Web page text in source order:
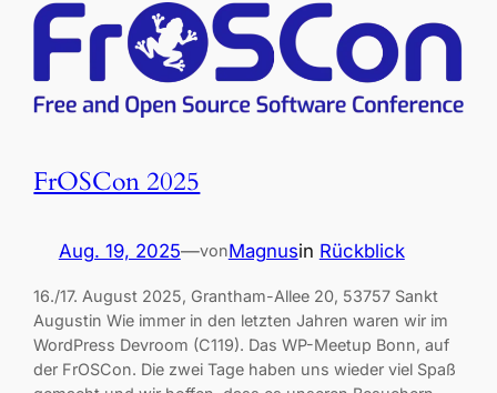
FrOSCon 2025
Aug. 19, 2025—vonMagnusin Rückblick
16./17. August 2025, Grantham-Allee 20, 53757 Sankt
Augustin Wie immer in den letzten Jahren waren wir im
WordPress Devroom (C119). Das WP-Meetup Bonn, auf
der FrOSCon. Die zwei Tage haben uns wieder viel Spaß